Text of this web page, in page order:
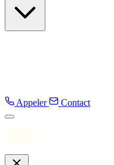
Appeler Contact